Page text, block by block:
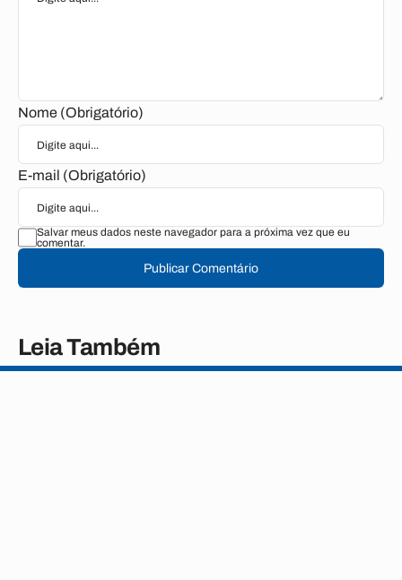
Nome (Obrigatório)
E-mail (Obrigatório)
Salvar meus dados neste navegador para a próxima vez que eu
comentar.
Publicar Comentário
Leia Também